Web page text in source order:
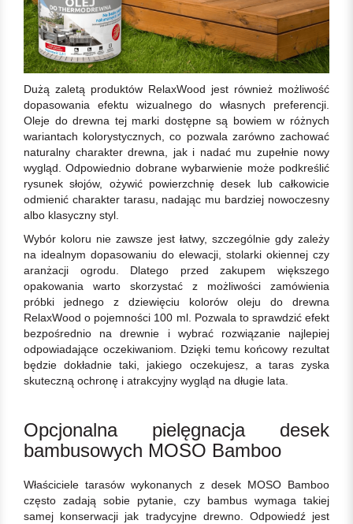
Dużą zaletą produktów RelaxWood jest również możliwość
dopasowania efektu wizualnego do własnych preferencji.
Oleje do drewna tej marki dostępne są bowiem w różnych
wariantach kolorystycznych, co pozwala zarówno zachować
naturalny charakter drewna, jak i nadać mu zupełnie nowy
wygląd. Odpowiednio dobrane wybarwienie może podkreślić
rysunek słojów, ożywić powierzchnię desek lub całkowicie
odmienić charakter tarasu, nadając mu bardziej nowoczesny
albo klasyczny styl.
Wybór koloru nie zawsze jest łatwy, szczególnie gdy zależy
na idealnym dopasowaniu do elewacji, stolarki okiennej czy
aranżacji ogrodu. Dlatego przed zakupem większego
opakowania warto skorzystać z możliwości zamówienia
próbki jednego z dziewięciu kolorów oleju do drewna
RelaxWood o pojemności 100 ml. Pozwala to sprawdzić efekt
bezpośrednio na drewnie i wybrać rozwiązanie najlepiej
odpowiadające oczekiwaniom. Dzięki temu końcowy rezultat
będzie dokładnie taki, jakiego oczekujesz, a taras zyska
skuteczną ochronę i atrakcyjny wygląd na długie lata.
Opcjonalna pielęgnacja desek
bambusowych MOSO Bamboo
Właściciele tarasów wykonanych z desek MOSO Bamboo
często zadają sobie pytanie, czy bambus wymaga takiej
samej konserwacji jak tradycyjne drewno. Odpowiedź jest